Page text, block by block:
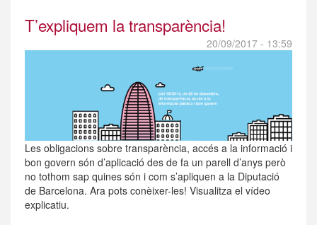
T’expliquem la transparència!
20/09/2017 - 13:59
Les obligacions sobre transparència, accés a la informació i
bon govern són d’aplicació des de fa un parell d’anys però
no tothom sap quines són i com s’apliquen a la Diputació
de Barcelona. Ara pots conèixer-les! Visualitza el vídeo
explicatiu.